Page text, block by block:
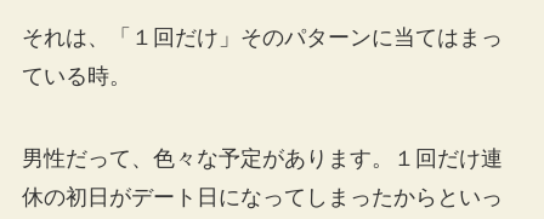
それは、「１回だけ」そのパターンに当てはまっ
ている時。
男性だって、色々な予定があります。１回だけ連
休の初日がデート日になってしまったからといっ